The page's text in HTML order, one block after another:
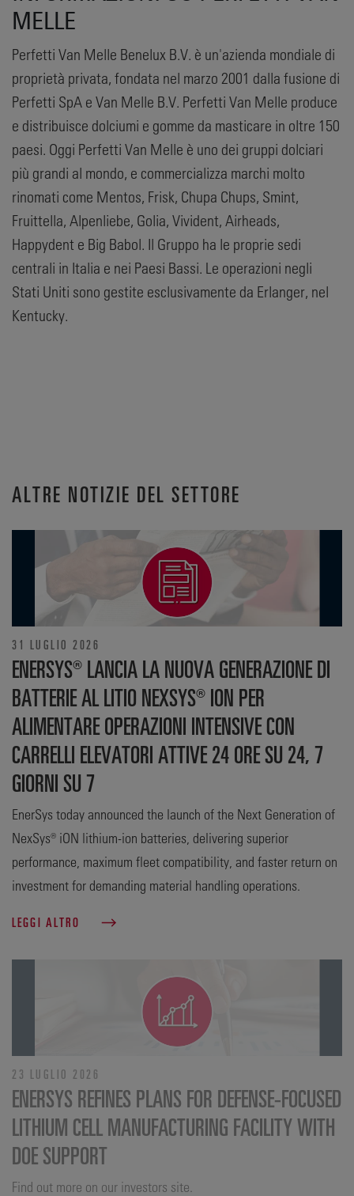
MELLE
Perfetti Van Melle Benelux B.V. è un'azienda mondiale di
proprietà privata, fondata nel marzo 2001 dalla fusione di
Perfetti SpA e Van Melle B.V. Perfetti Van Melle produce
e distribuisce dolciumi e gomme da masticare in oltre 150
paesi. Oggi Perfetti Van Melle è uno dei gruppi dolciari
più grandi al mondo, e commercializza marchi molto
rinomati come Mentos, Frisk, Chupa Chups, Smint,
Fruittella, Alpenliebe, Golia, Vivident, Airheads,
Happydent e Big Babol. Il Gruppo ha le proprie sedi
centrali in Italia e nei Paesi Bassi. Le operazioni negli
Stati Uniti sono gestite esclusivamente da Erlanger, nel
Kentucky.
ALTRE NOTIZIE DEL SETTORE
31 LUGLIO 2026
ENERSYS® LANCIA LA NUOVA GENERAZIONE DI
BATTERIE AL LITIO NEXSYS® ION PER
ALIMENTARE OPERAZIONI INTENSIVE CON
CARRELLI ELEVATORI ATTIVE 24 ORE SU 24, 7
GIORNI SU 7
EnerSys today announced the launch of the Next Generation of
NexSys® iON lithium-ion batteries, delivering superior
performance, maximum fleet compatibility, and faster return on
investment for demanding material handling operations.
LEGGI ALTRO
23 LUGLIO 2026
ENERSYS REFINES PLANS FOR DEFENSE‑FOCUSED
LITHIUM CELL MANUFACTURING FACILITY WITH
DOE SUPPORT
Find out more on our investors site.